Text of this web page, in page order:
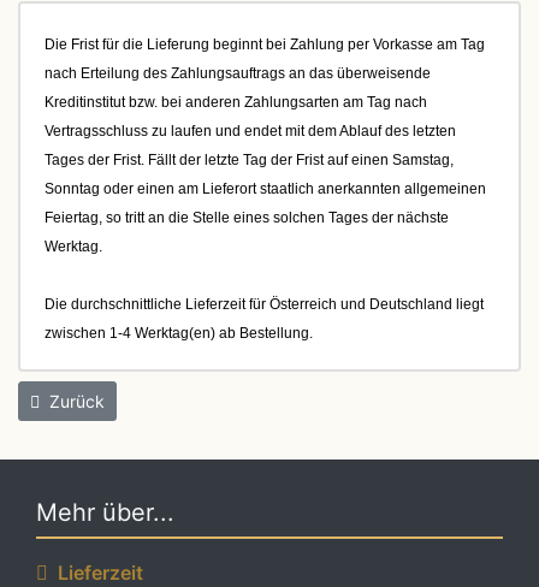
Die Frist für die Lieferung beginnt bei Zahlung per Vorkasse am Tag
nach Erteilung des Zahlungsauftrags an das überweisende
Kreditinstitut bzw. bei anderen Zahlungsarten am Tag nach
Vertragsschluss zu laufen und endet mit dem Ablauf des letzten
Tages der Frist. Fällt der letzte Tag der Frist auf einen Samstag,
Sonntag oder einen am Lieferort staatlich anerkannten allgemeinen
Feiertag, so tritt an die Stelle eines solchen Tages der nächste
Werktag.
Die durchschnittliche Lieferzeit für Österreich und Deutschland liegt
zwischen 1-4 Werktag(en) ab Bestellung.
Zurück
Mehr über...
Lieferzeit